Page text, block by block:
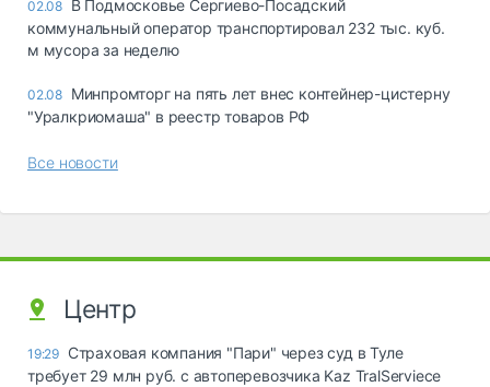
02.08
В Подмосковье Сергиево-Посадский
коммунальный оператор транспортировал 232 тыс. куб.
м мусора за неделю
02.08 Минпромторг на пять лет внес контейнер-цистерну
"Уралкриомаша" в реестр товаров РФ
Все новости
Центр
19:29 Страховая компания "Пари" через суд в Туле
требует 29 млн руб. с автоперевозчика Kaz TralServiece